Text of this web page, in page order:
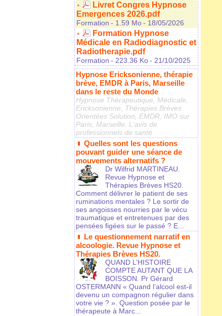
Livret Congres Hypnose
Emergences 2026.pdf
Formation - 1.59 Mo- 18/05/2026
Formation Hypnose
Médicale en Radiodiagnostic et
Radiotherapie.pdf
Formation - 223.36 Ko- 21/10/2025
Hypnose Ericksonienne, thérapie
brève, EMDR à Paris, Marseille
dans le reste du Monde
Hypnose Thérapeutique, Médicale,
Ericksonienne, Thérapies Brèves
Orientées Solution, EMDR, IMO sur
Paris, Marseille. L'avis de
professionnels de santé
Quelles sont les questions
pouvant guider une séance de
mouvements alternatifs ?
Dr Wilfrid MARTINEAU.
Revue Hypnose et
Thérapies Brèves HS20.
Comment délivrer le patient de ses
ruminations mentales ? Le sortir de
ses angoisses nourries par le vécu
traumatique et entretenues par des
pensées figées sur le passé ? E...
Le questionnement narratif en
alcoologie. Revue Hypnose et
Thérapies Brèves HS20.
QUAND L’HISTOIRE
COMPTE AUTANT QUE LA
BOISSON. Pr Gérard
OSTERMANN « Quand l’alcool est-il
devenu un compagnon régulier dans
votre vie ? ». Question posée par le
thérapeute à Marc...